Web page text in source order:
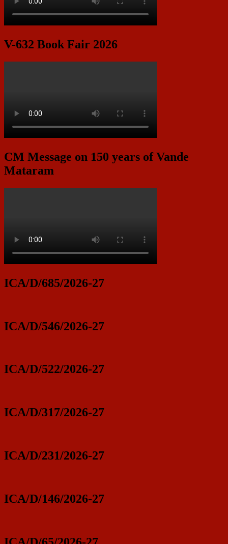
V-632 Book Fair 2026
CM Message on 150 years of Vande
Mataram
ICA/D/685/2026-27
ICA/D/546/2026-27
ICA/D/522/2026-27
ICA/D/317/2026-27
ICA/D/231/2026-27
ICA/D/146/2026-27